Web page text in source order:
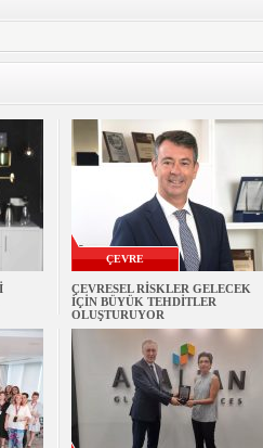
ÇEVRE
ÇEVRESEL RİSKLER GELECEK
İÇİN BÜYÜK TEHDİTLER
OLUŞTURUYOR